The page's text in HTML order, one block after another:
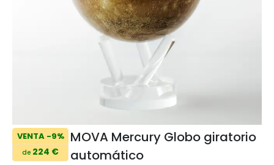
VENTA -9%
de 224 €
MOVA Mercury Globo giratorio
automático